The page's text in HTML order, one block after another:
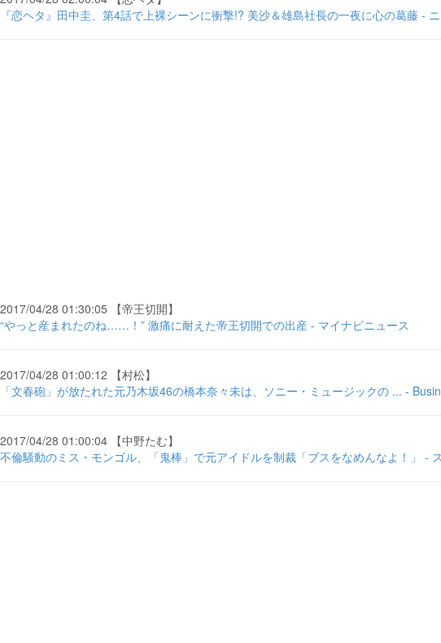
『恋ヘタ』田中圭、第4話で上裸シーンに衝撃!? 美沙＆雄島社長の一夜に心の葛藤 -
2017/04/28 01:30:05 【帝王切開】
“やっと産まれたのね……！” 激痛に耐えた帝王切開での出産 - マイナビニュース
2017/04/28 01:00:12 【村松】
「文春砲」が放たれた元乃木坂46の橋本奈々未は、ソニー・ミュージックの ... -
2017/04/28 01:00:04 【中野たむ】
不倫騒動のミス・モンゴル、「鬼棒」で元アイドルを制裁「ブスをなめんなよ！」 -